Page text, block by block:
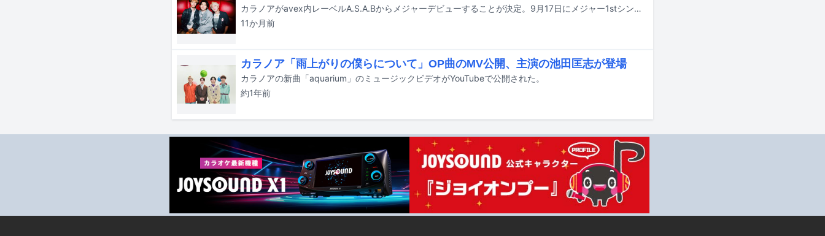
カラノアがavex内レーベルA.S.A.Bからメジャーデビューすることが決定。9月17日にメジャー1stシングル「レイ」が配信リリースされる。
11か月前
カラノア「雨上がりの僕らについて」OP曲のMV公開、主演の池田匡志が登場
カラノアの新曲「aquarium」のミュージックビデオがYouTubeで公開された。
約1年前